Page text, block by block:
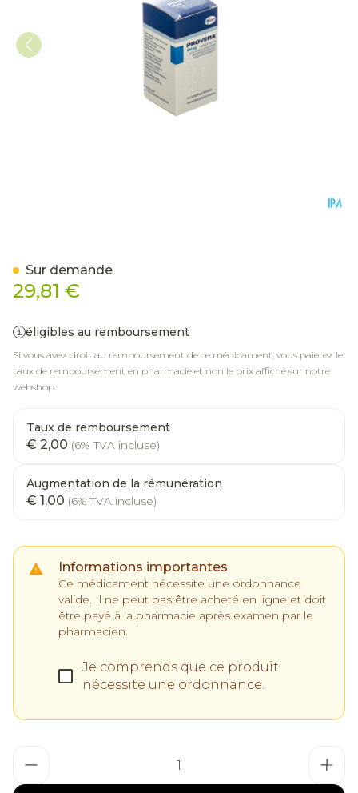
29,81 €
éligibles au remboursement
Si vous avez droit au remboursement de ce médicament, vous paierez le
taux de remboursement en pharmacie et non le prix affiché sur notre
webshop.
Taux de remboursement
€ 2,00 (6% TVA incluse)
Augmentation de la rémunération
€ 1,00 (6% TVA incluse)
Informations importantes
Ce médicament nécessite une ordonnance
valide. Il ne peut pas être acheté en ligne et doit
être payé à la pharmacie après examen par le
pharmacien.
Je comprends que ce produit
nécessite une ordonnance.
Sur demande